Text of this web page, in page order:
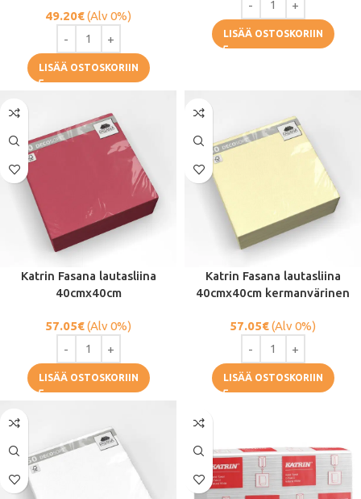
49.20€(Alv 0%)
LISÄÄ OSTOSKORIIN
LISÄÄ OSTOSKORIIN
Katrin Fasana lautasliina
40cmx40cm
57.05€(Alv 0%)
LISÄÄ OSTOSKORIIN
Katrin Fasana lautasliina
40cmx40cm kermanvärinen
57.05€(Alv 0%)
LISÄÄ OSTOSKORIIN